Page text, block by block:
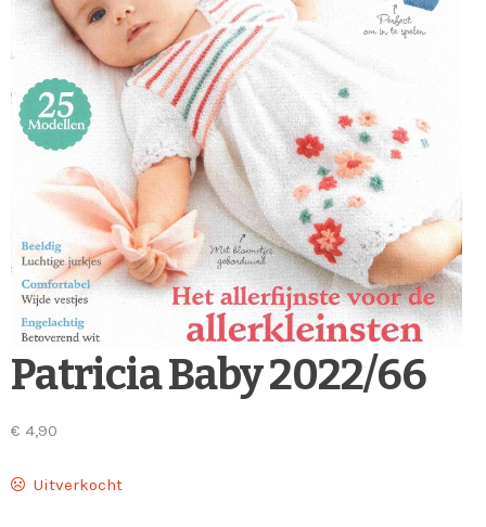
Patricia Baby 2022/66
€ 4,90
Uitverkocht